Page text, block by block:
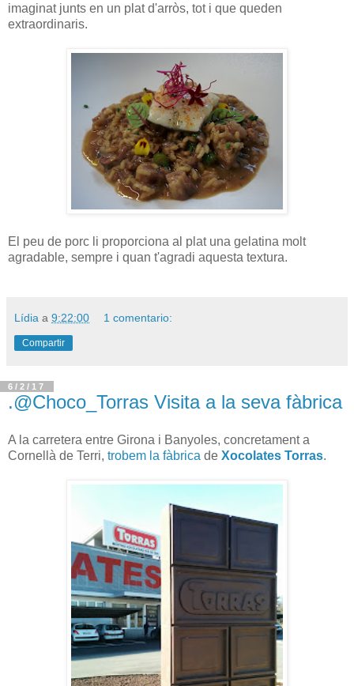
imaginat junts en un plat d'arròs, tot i que queden
extraordinaris.
El peu de porc li proporciona al plat una gelatina molt
agradable, sempre i quan t'agradi aquesta textura.
Lídia a 9:22:00 1 comentario:
Compartir
6/2/17
.@Choco_Torras Visita a la seva fàbrica
A la carretera entre Girona i Banyoles, concretament a
Cornellà de Terri, trobem la fàbrica de Xocolates Torras.